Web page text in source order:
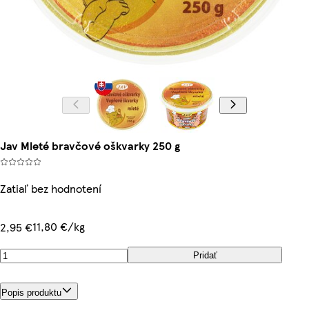
Jav Mleté bravčové oškvarky 250 g
Zatiaľ bez hodnotení
2,95 €11,80 €/kg
Pridať
Popis produktu